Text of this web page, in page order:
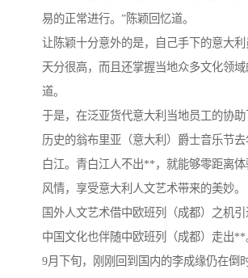
易的正常进行。”陈颖回忆道。
让陈颖十分意外的是，自己手下的意大
天分很高，而且还掌握当地众多文化领
道。
于是，在泛亚货代意大利当地员工的协
历史的翁布里亚（意大利）爵士音乐节
白江。青白江人不出**，就能够零距离
风情，享受意大利人文艺术带来的美妙。
国外人文艺术借中欧班列（成都）之机引
中国文化也伴随中欧班列（成都）走出**
9月下旬，刚刚回到国内的李成缘仍在倒